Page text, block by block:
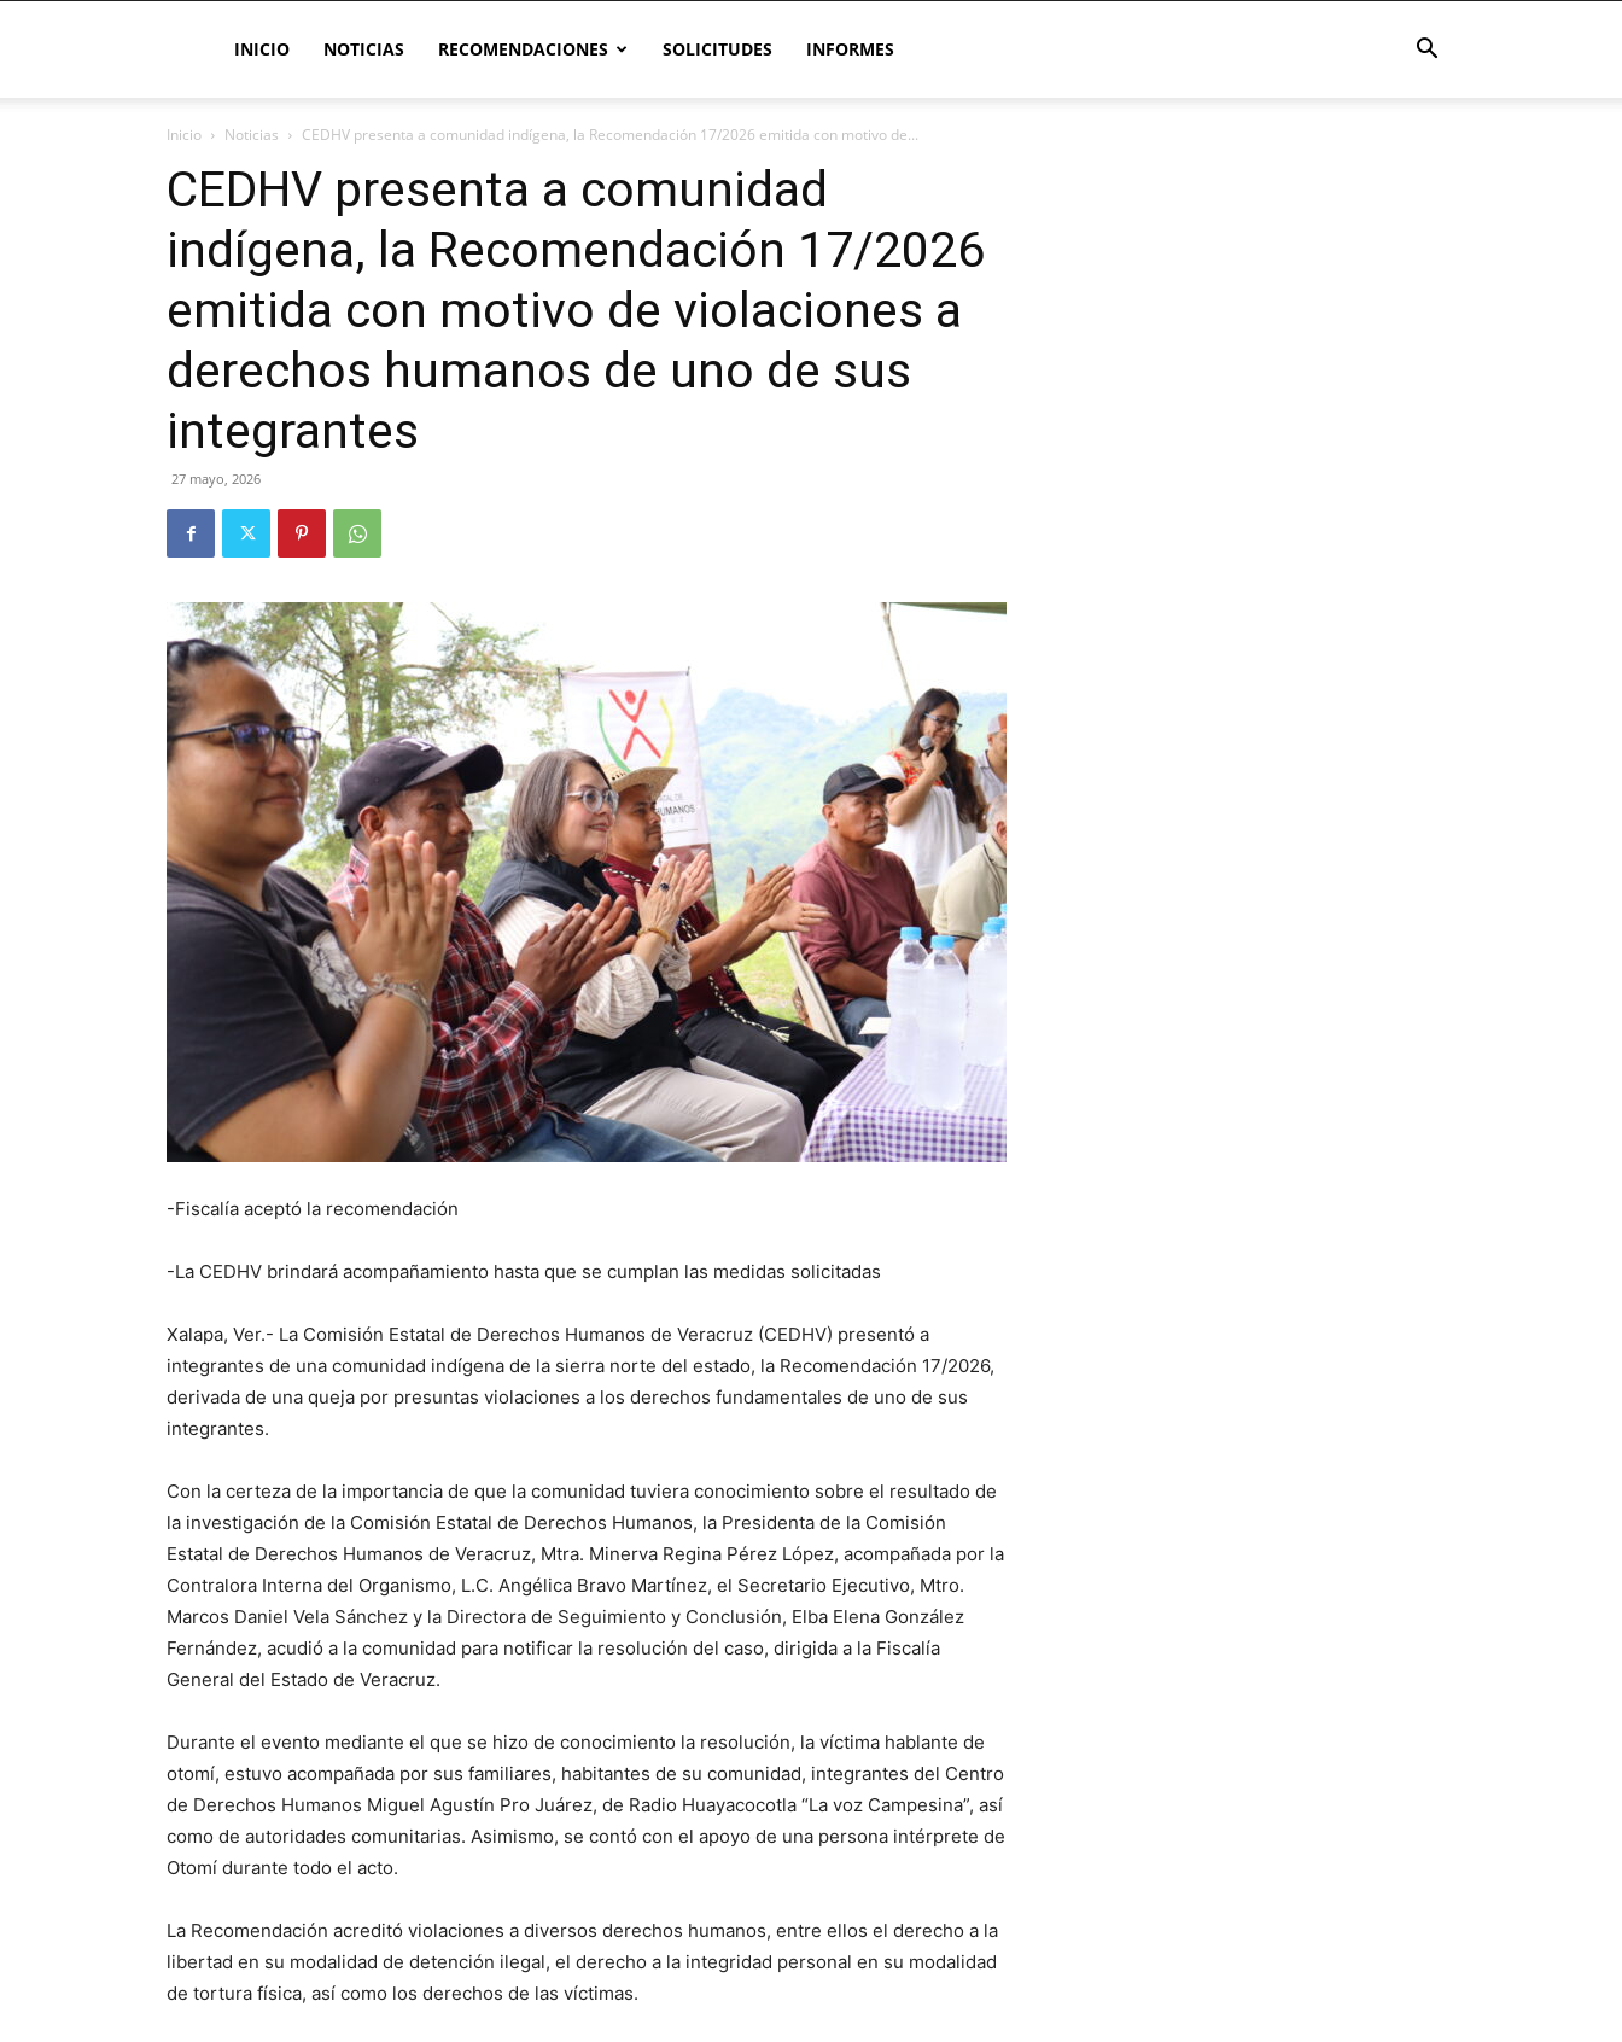
INICIO NOTICIAS RECOMENDACIONES SOLICITUDES INFORMES
Inicio Noticias CEDHV presenta a comunidad indígena, la Recomendación 17/2026 emitida con motivo de...
CEDHV presenta a comunidad
indígena, la Recomendación 17/2026
emitida con motivo de violaciones a
derechos humanos de uno de sus
integrantes
27 mayo, 2026
-Fiscalía aceptó la recomendación
-La CEDHV brindará acompañamiento hasta que se cumplan las medidas solicitadas
Xalapa, Ver.- La Comisión Estatal de Derechos Humanos de Veracruz (CEDHV) presentó a
integrantes de una comunidad indígena de la sierra norte del estado, la Recomendación 17/2026,
derivada de una queja por presuntas violaciones a los derechos fundamentales de uno de sus
integrantes.
Con la certeza de la importancia de que la comunidad tuviera conocimiento sobre el resultado de
la investigación de la Comisión Estatal de Derechos Humanos, la Presidenta de la Comisión
Estatal de Derechos Humanos de Veracruz, Mtra. Minerva Regina Pérez López, acompañada por la
Contralora Interna del Organismo, L.C. Angélica Bravo Martínez, el Secretario Ejecutivo, Mtro.
Marcos Daniel Vela Sánchez y la Directora de Seguimiento y Conclusión, Elba Elena González
Fernández, acudió a la comunidad para notificar la resolución del caso, dirigida a la Fiscalía
General del Estado de Veracruz.
Durante el evento mediante el que se hizo de conocimiento la resolución, la víctima hablante de
otomí, estuvo acompañada por sus familiares, habitantes de su comunidad, integrantes del Centro
de Derechos Humanos Miguel Agustín Pro Juárez, de Radio Huayacocotla “La voz Campesina”, así
como de autoridades comunitarias. Asimismo, se contó con el apoyo de una persona intérprete de
Otomí durante todo el acto.
La Recomendación acreditó violaciones a diversos derechos humanos, entre ellos el derecho a la
libertad en su modalidad de detención ilegal, el derecho a la integridad personal en su modalidad
de tortura física, así como los derechos de las víctimas.